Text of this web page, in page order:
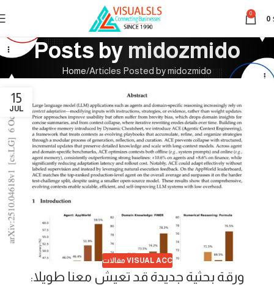
0
0
Posts by midozmido
Home Articles Posted by midozmido
15
JUL
مقالات VISUAL ACC
ورقة بحثية جديدة قد تعيش معنا طويلا: